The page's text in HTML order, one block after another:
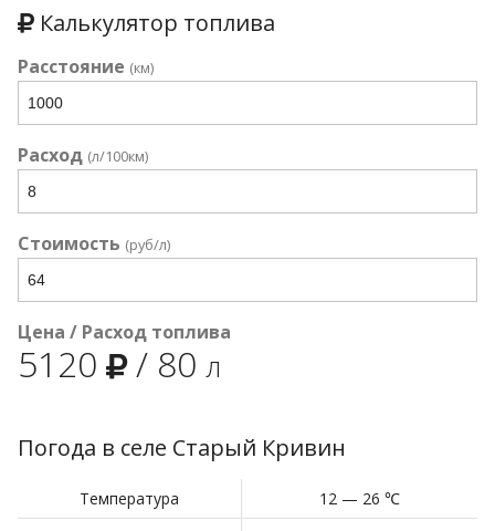
Калькулятор топлива
Расстояние (км)
Расход (л/100км)
Стоимость (руб/л)
Цена / Расход топлива
5120 / 80 л
Погода в селе Старый Кривин
Температура
12 — 26 ℃